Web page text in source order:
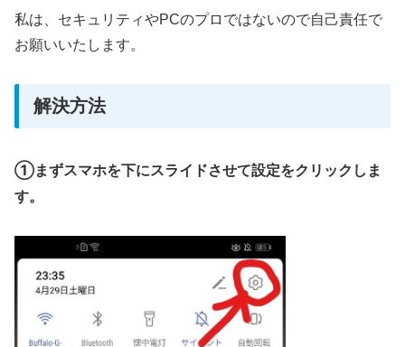
私は、セキュリティやPCのプロではないので自己責任で
お願いいたします。
解決方法
①まずスマホを下にスライドさせて設定をクリックしま
す。